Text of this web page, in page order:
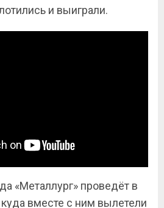
и выиграли.
«Металлург» проведёт в
куда вместе с ним вылетели